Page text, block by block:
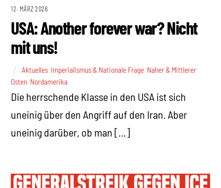
12. MÄRZ 2026
USA: Another forever war? Nicht
mit uns!
Aktuelles Imperialismus & Nationale Frage Naher & Mittlerer
Osten Nordamerika
Die herrschende Klasse in den USA ist sich
uneinig über den Angriff auf den Iran. Aber
uneinig darüber, ob man […]